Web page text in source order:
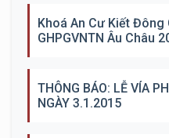
Khoá An Cư Kiết Đông
GHPGVNTN Âu Châu
THÔNG BÁO: LỄ VÍA
NGÀY 3.1.2015